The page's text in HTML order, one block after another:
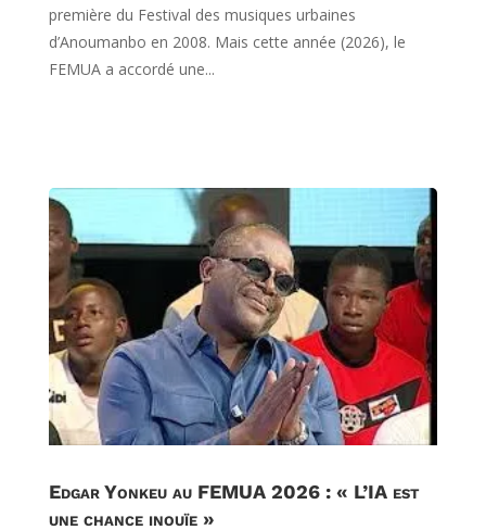
première du Festival des musiques urbaines
d’Anoumanbo en 2008. Mais cette année (2026), le
FEMUA a accordé une...
Edgar Yonkeu au FEMUA 2026 : « L’IA est
une chance inouïe »